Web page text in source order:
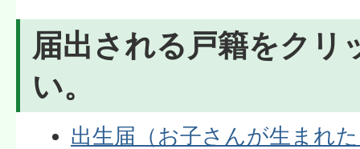
届出される戸籍をクリ
い。
出生届（お子さんが生まれ